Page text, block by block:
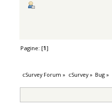
Pagine: [1]
cSurvey Forum » cSurvey» Bug »